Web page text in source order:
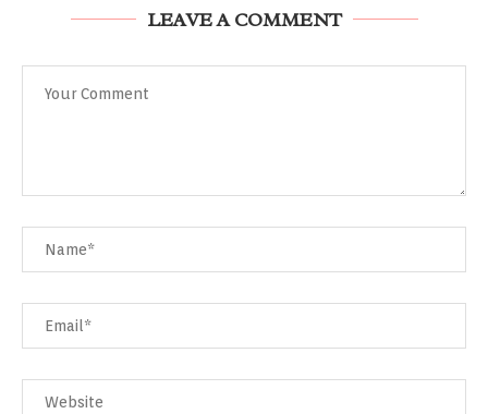
LEAVE A COMMENT